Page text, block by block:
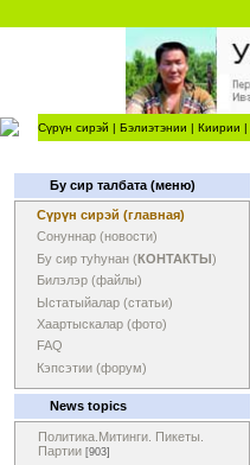
Сүрүн сирэй | Бэлиэтэнии | Киирии |
Бу сир талбата (меню)
Сүрүн сирэй (главная)
Сонуннар (новости)
Бу сир туһунан (КОНТАКТЫ)
Билэлэр (файлы)
Ыстатыйалар (статьи)
Хаартыскалар (фото)
FAQ
Кэпсэтии (форум)
News topics
Политика.Митинги. Пикеты.
Партии [903]